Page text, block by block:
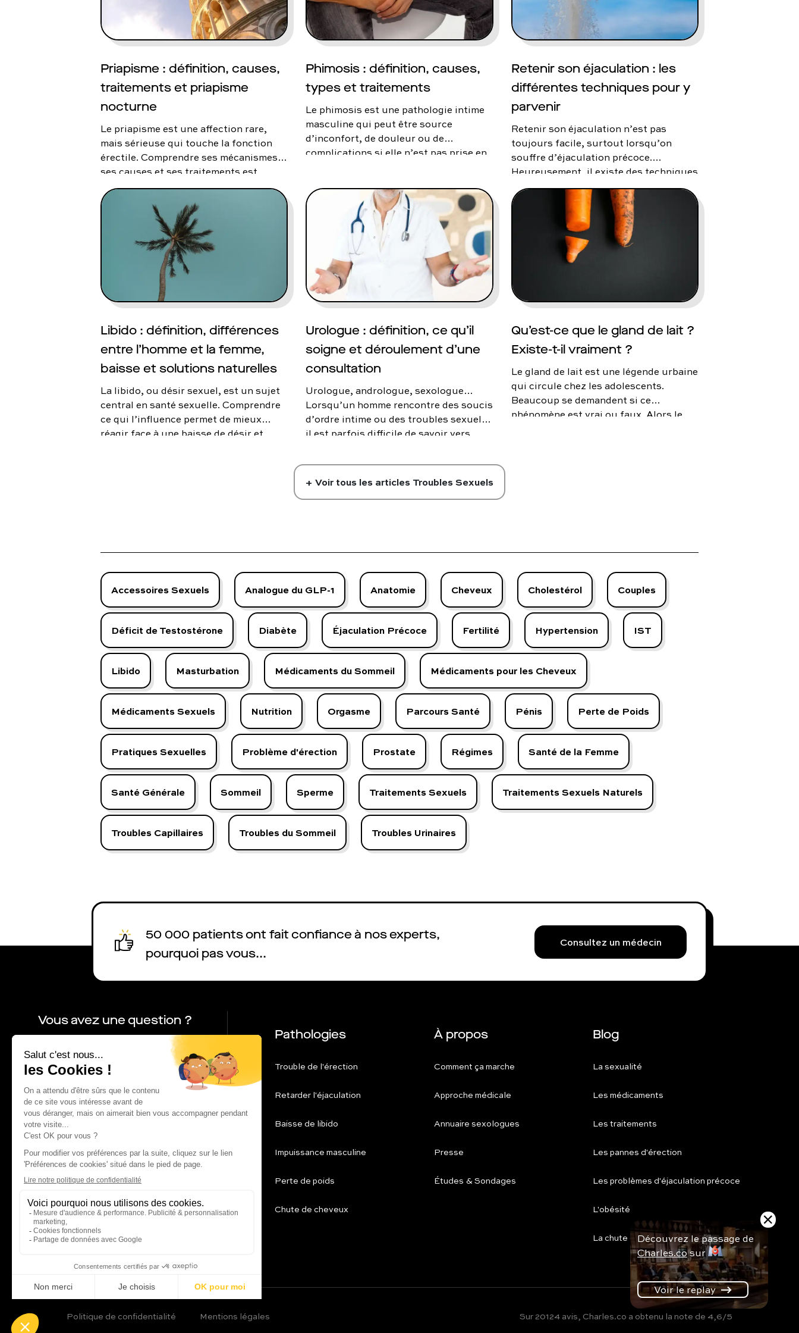
Programmes digitaux
Toutes nos pathologiessexuelles
contact@charles.co
Priapisme : définition, causes,
traitements et priapisme
nocturne
Le priapisme est une affection rare,
mais sérieuse qui touche la fonction
érectile. Comprendre ses mécanismes,
ses causes et ses traitements est
essentiel, car une prise en charge
rapide peut éviter des séquelles
irréversibles.
Phimosis : définition, causes,
types et traitements
Le phimosis est une pathologie intime
masculine qui peut être source
d’inconfort, de douleur ou de
complications si elle n’est pas prise en
mérite une explication claire et des
solutions adaptées.
Retenir son éjaculation : les
différentes techniques pour y
parvenir
Retenir son éjaculation n’est pas
toujours facile, surtout lorsqu’on
souffre d’éjaculation précoce.
Heureusement, il existe des techniques
et solutions pour parvenir à retarder
l’éjaculation efficacement et, ainsi,
retrouver une vie sexuelle
satisfaisante. Alors, comment s’y
prendre ? Qu’en est-il des personnes
qui cherchent à contrôler leur
? On vous dit tout.
Libido : définition, différences
entre l’homme et la femme,
baisse et solutions naturelles
La libido, ou désir sexuel, est un sujet
central en santé sexuelle. Comprendre
ce qui l’influence permet de mieux
réagir face à une baisse de désir et
Urologue : définition, ce qu’il
soigne et déroulement d’une
consultation
Urologue, andrologue, sexologue…
Lorsqu’un homme rencontre des soucis
d’ordre intime ou des troubles sexuels,
il est parfois difficile de savoir vers
propose une prise en charge plus
globale que ses confrères puisqu’il
Qu’est-ce que le gland de lait ?
Existe-t-il vraiment ?
Le gland de lait est une légende urbaine
qui circule chez les adolescents.
Beaucoup se demandent si ce
phénomène est vrai ou faux. Alors le
+ Voir tous les articles Troubles Sexuels
Accessoires Sexuels Analogue du GLP-1 Anatomie Cheveux Cholestérol Couples
Déficit de Testostérone Diabète Éjaculation Précoce Fertilité Hypertension IST
Libido Masturbation Médicaments du Sommeil Médicaments pour les Cheveux
Médicaments Sexuels Nutrition Orgasme Parcours Santé Pénis Perte de Poids
Pratiques Sexuelles Problème d'érection Prostate Régimes Santé de la Femme
Santé Générale Sommeil Sperme Traitements Sexuels Traitements Sexuels Naturels
Troubles Capillaires Troubles du Sommeil Troubles Urinaires
50 000 patients ont fait confiance à nos experts,
pourquoi pas vous...
Consultez un médecin
Vous avez une question ?
01 86 65 17 33
contact@charles.co
FAQ
Pathologies
Trouble de l'érection
Retarder l'éjaculation
Baisse de libido
Impuissance masculine
Perte de poids
Chute de cheveux
À propos
Comment ça marche
Approche médicale
Annuaire sexologues
Presse
Études & Sondages
Blog
La sexualité
Les médicaments
Les traitements
Les pannes d'érection
Les problèmes d'éjaculation précoce
L'obésité
La chute de cheveux
Politique de confidentialité Mentions légales Sur 20124 avis, Charles.co a obtenu la note de 4,6/5
Découvrez le passage de
Charles.cosur
Voir le replay